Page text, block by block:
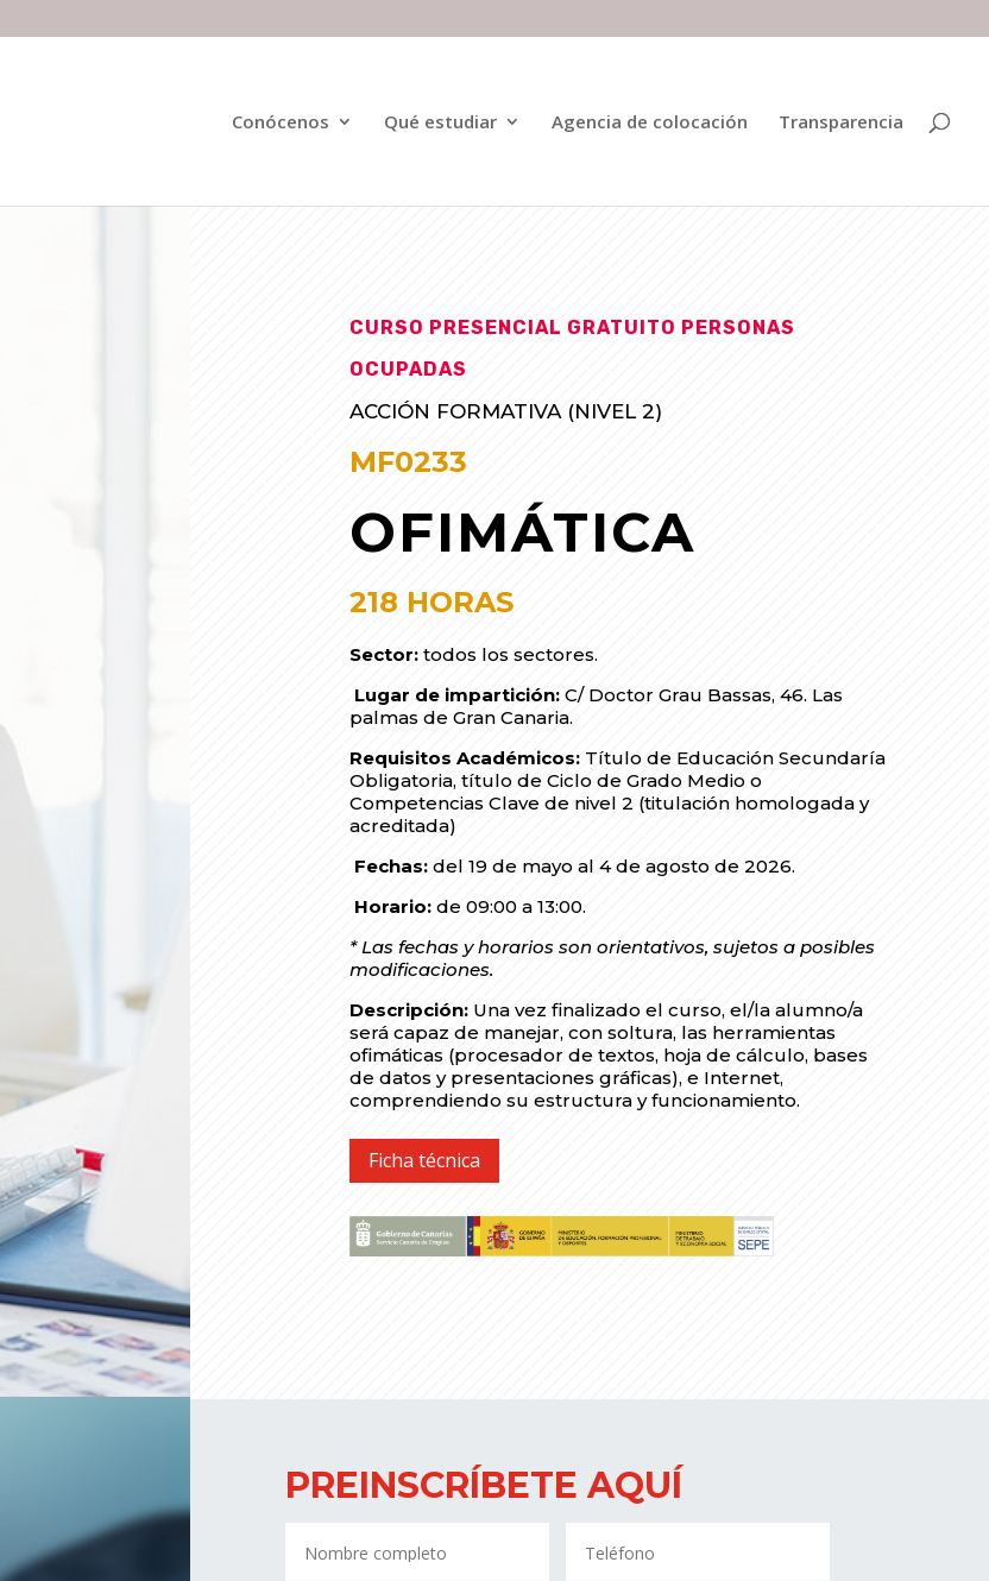
Conócenos Qué estudiar Agencia de colocación Transparencia
CURSO PRESENCIAL GRATUITO PERSONAS
OCUPADAS
ACCIÓN FORMATIVA (NIVEL 2)
MF0233
OFIMÁTICA
218 HORAS
Sector: todos los sectores.
Lugar de impartición: C/ Doctor Grau Bassas, 46. Las
palmas de Gran Canaria.
Requisitos Académicos: Título de Educación Secundaría
Obligatoria, título de Ciclo de Grado Medio o
Competencias Clave de nivel 2 (titulación homologada y
acreditada)
Fechas:del 19 de mayo al 4 de agosto de 2026.
Horario: de 09:00 a 13:00.
* Las fechas y horarios son orientativos, sujetos a posibles
modificaciones.
Descripción: Una vez finalizado el curso, el/la alumno/a
será capaz de manejar, con soltura, las herramientas
ofimáticas (procesador de textos, hoja de cálculo, bases
de datos y presentaciones gráficas), e Internet,
comprendiendo su estructura y funcionamiento.
Ficha técnica
PREINSCRÍBETE AQUÍ